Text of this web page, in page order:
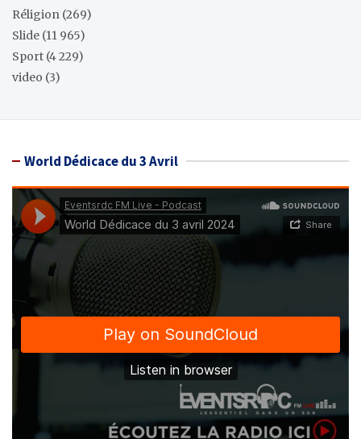
Réligion (269)
Slide (11 965)
Sport (4 229)
video (3)
World Dédicace du 3 Avril